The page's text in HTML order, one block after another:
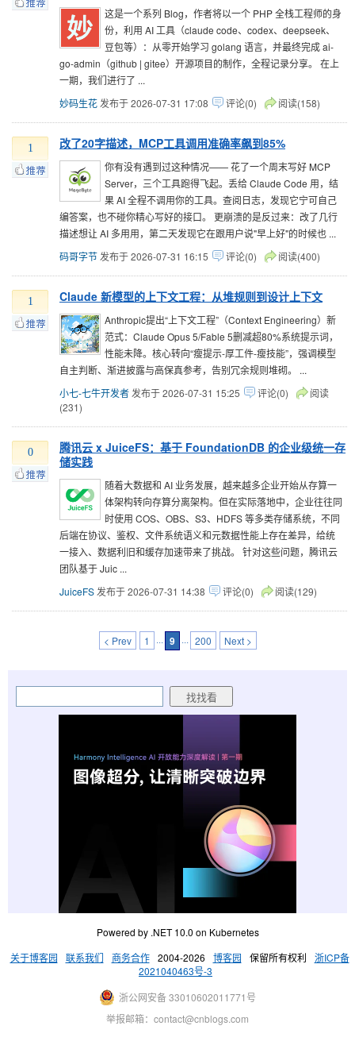
这是一个系列 Blog，作者将以一个 PHP 全栈工程师的身
份，利用 AI 工具（claude code、codex、deepseek、
豆包等）：从零开始学习 golang 语言，并最终完成 ai-
go-admin（github | gitee）开源项目的制作，全程记录分享。 在上
一期，我们进行了 ...
妙码生花 发布于 2026-07-31 17:08 评论(0) 阅读(158)
1 改了20字描述，MCP工具调用准确率飙到85%
你有没有遇到过这种情况—— 花了一个周末写好 MCP
Server，三个工具跑得飞起。丢给 Claude Code 用，结
果 AI 全程不调用你的工具。查阅日志，发现它宁可自己
编答案，也不碰你精心写好的接口。 更崩溃的是反过来：改了几行
描述想让 AI 多用用，第二天发现它在跟用户说"早上好"的时候也 ...
码哥字节 发布于 2026-07-31 16:15 评论(0) 阅读(400)
1 Claude 新模型的上下文工程：从堆规则到设计上下文
Anthropic提出“上下文工程”（Context Engineering）新
范式：Claude Opus 5/Fable 5删减超80%系统提示词，
性能未降。核心转向“瘦提示-厚工件-瘦技能”，强调模型
自主判断、渐进披露与高保真参考，告别冗余规则堆砌。 ...
小七-七牛开发者 发布于 2026-07-31 15:25 评论(0)
阅读
(231)
0
腾讯云 x JuiceFS：基于 FoundationDB 的企业级统一存
储实践
随着大数据和 AI 业务发展，越来越多企业开始从存算一
体架构转向存算分离架构。但在实际落地中，企业往往同
时使用 COS、OBS、S3、HDFS 等多类存储系统，不同
后端在协议、鉴权、文件系统语义和元数据性能上存在差异，给统
一接入、数据利旧和缓存加速带来了挑战。 针对这些问题，腾讯云
团队基于 Juic ...
JuiceFS 发布于 2026-07-31 14:38 评论(0) 阅读(129)
< Prev 1 ··· 9 ··· 200 Next >
Powered by .NET 10.0 on Kubernetes
关于博客园
联系我们 商务合作 2004-2026 博客园 保留所有权利
浙ICP备
2021040463号-3
浙公网安备 33010602011771号
举报邮箱：contact@cnblogs.com